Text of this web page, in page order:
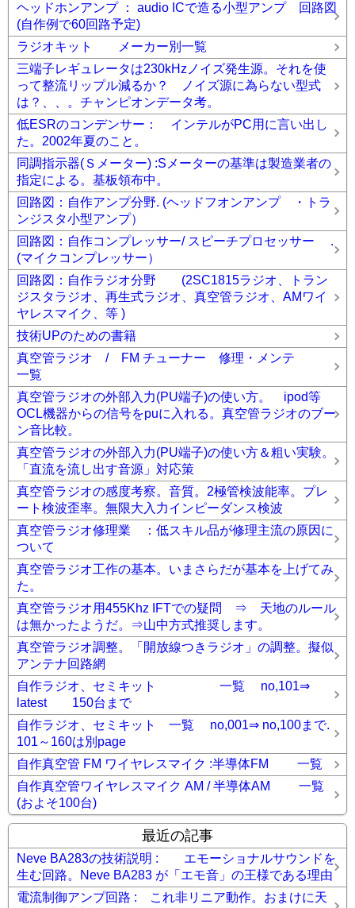
ヘッドホンアンプ ： audio ICで造る小型アンプ 回路図
(自作例で60回路予定)
ラジオキット メーカー別一覧
三端子レギュレータは230kHzノイズ発生源。それを使
って整流リップル減るか？ ノイズ源に為らない型式
は？、、。チャンピオンデータ考。
低ESRのコンデンサー： インテルがPC用に言い出し
た。2002年夏のこと。
同調指示器(Ｓメーター) :Sメーターの基準は製造業者の
指定による。基板領布中。
回路図：自作アンプ分野. (ヘッドフオンアンプ ・トラ
ンジスタ小型アンプ）
回路図：自作コンプレッサー/ スピーチプロセッサー .
(マイクコンプレッサー）
回路図：自作ラジオ分野 (2SC1815ラジオ、トラン
ジスタラジオ、再生式ラジオ、真空管ラジオ、AMワイ
ヤレスマイク、等 )
技術UPのための書籍
真空管ラジオ / FM チューナー 修理・メンテ
一覧
真空管ラジオの外部入力(PU端子)の使い方。 ipod等
OCL機器からの信号をpuに入れる。真空管ラジオのブー
ン音比較。
真空管ラジオの外部入力(PU端子)の使い方＆粗い実験。
「直流を流し出す音源」対応策
真空管ラジオの感度考察。音質。2極管検波能率。プレ
ート検波歪率。無限大入力インピーダンス検波
真空管ラジオ修理業 ：低スキル品が修理主流の原因に
ついて
真空管ラジオ工作の基本。いまさらだが基本を上げてみ
た。
真空管ラジオ用455Khz IFTでの疑問 ⇒ 天地のルール
は無かったようだ。⇒山中方式推奨します。
真空管ラジオ調整。「開放線つきラジオ」の調整。擬似
アンテナ回路網
自作ラジオ、セミキット 一覧 no,101⇒
latest 150台まで
自作ラジオ、セミキット 一覧 no,001⇒ no,100まで.
101～160は別page
自作真空管 FM ワイヤレスマイク :半導体FM 一覧
自作真空管ワイヤレスマイク AM / 半導体AM 一覧
(およそ100台)
最近の記事
Neve BA283の技術説明 : エモーショナルサウンドを
生む回路。Neve BA283 が「エモ音」の王様である理由
電流制御アンプ回路 : これ非リニア動作。おまけに天